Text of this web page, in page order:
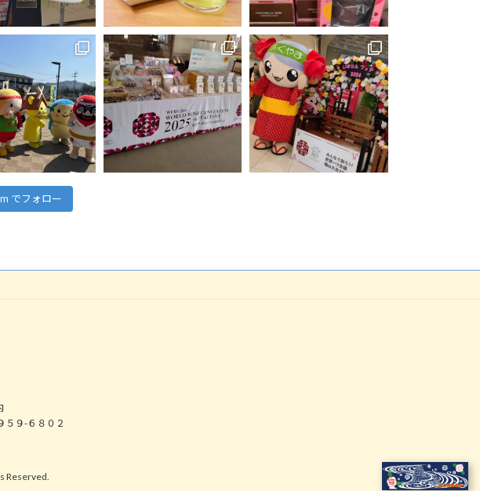
でフォロー
９-６８０２
Reserved.